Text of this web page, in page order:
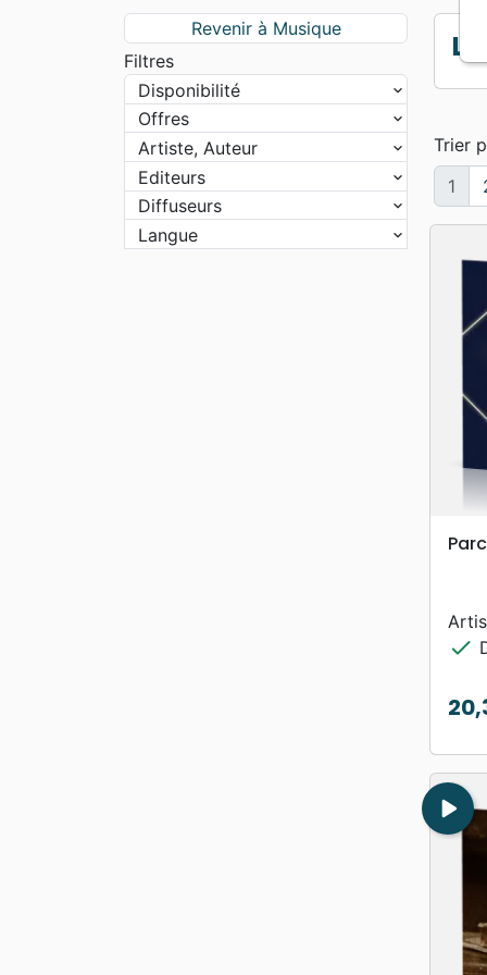
Apologétique
Revenir à Musique
Filtres
Disponibilité
Offres
Artiste, Auteur
Editeurs
Diffuseurs
Langue
Trier
1
check
Prix
play_arrow